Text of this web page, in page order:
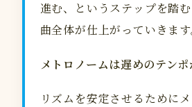
進む、というステップを踏
曲全体が仕上がっていきます
メトロノームは遅めのテンポ
リズムを安定させるために